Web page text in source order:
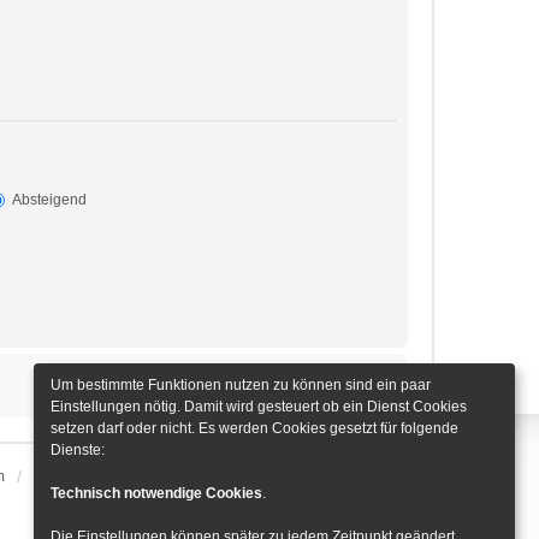
Absteigend
Um bestimmte Funktionen nutzen zu können sind ein paar
Einstellungen nötig. Damit wird gesteuert ob ein Dienst Cookies
setzen darf oder nicht. Es werden Cookies gesetzt für folgende
Dienste:
Technisch notwendige Cookies.